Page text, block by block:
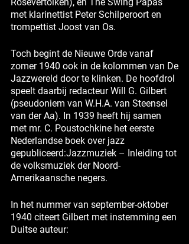
met klarinettist Peter Schilperoort en
trompettist Joost van Os.
Toch begint de Nieuwe Orde vanaf
zomer 1940 ook in de kolommen van De
Jazzwereld door te klinken. De hoofdrol
speelt daarbij redacteur Will G. Gilbert
(pseudoniem van W.H.A. van Steensel
van der Aa). In 1939 heeft hij samen
met mr. C. Poustochkine het eerste
Nederlandse boek over jazz
gepubliceerd:Jazzmuziek – Inleiding tot
de volksmuziek der Noord-
Amerikaansche negers.
In het nummer van september-oktober
1940 citeert Gilbert met instemming een
Duitse auteur: